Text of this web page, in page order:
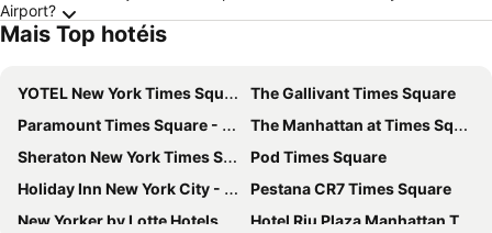
Airport?
Mais Top hotéis
YOTEL New York Times Square
The Gallivant Times Square
Paramount Times Square - A Generator Hotel
The Manhattan at Times Square Hotel
Sheraton New York Times Square Hotel
Pod Times Square
Holiday Inn New York City - Times Square By Ihg
Pestana CR7 Times Square
New Yorker by Lotte Hotels
Hotel Riu Plaza Manhattan Times Square